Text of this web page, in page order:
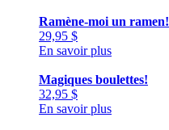
Ramène-moi un ramen!
29,95 $
En savoir plus
Magiques boulettes!
32,95 $
En savoir plus